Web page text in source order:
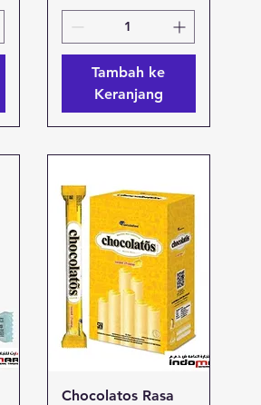
Tambah ke
Keranjang
Tampilan Cepat
Chocolatos Rasa